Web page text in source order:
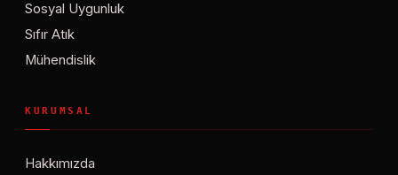
Sosyal Uygunluk
Sıfır Atık
Mühendislik
KURUMSAL
Hakkımızda